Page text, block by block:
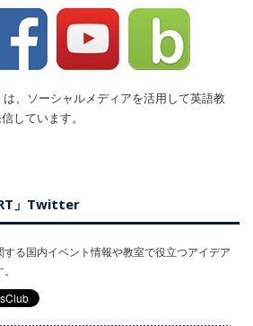
は、ソーシャルメディアを活用して英語教
しています。
」Twitter
る国内イベント情報や教室で役立つアイデア